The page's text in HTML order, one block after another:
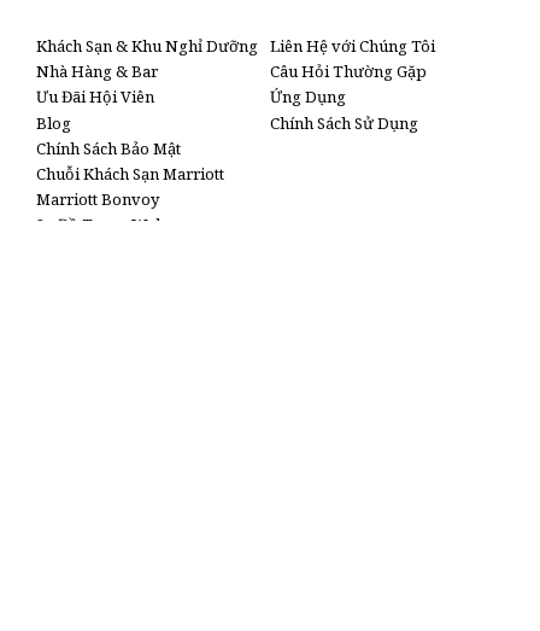
Khách Sạn & Khu Nghỉ Dưỡng
Nhà Hàng & Bar
Ưu Đãi Hội Viên
Blog
Liên Hệ với Chúng Tôi
Câu Hỏi Thường Gặp
Ứng Dụng
Chính Sách Sử Dụng
Chính Sách Bảo Mật
Chuỗi Khách Sạn Marriott
Marriott Bonvoy
Sơ Đồ Trang Web